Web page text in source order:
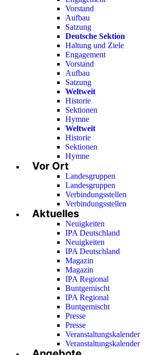
Vorstand
Aufbau
Satzung
Deutsche Sektion
Haltung und Ziele
Engagement
Vorstand
Aufbau
Satzung
Weltweit
Historie
Sektionen
Hymne
Weltweit
Historie
Sektionen
Hymne
Vor Ort
Landesgruppen
Landesgruppen
Verbindungsstellen
Verbindungsstellen
Aktuelles
Neuigkeiten
IPA Deutschland
Neuigkeiten
IPA Deutschland
Magazin
Magazin
IPA Regional
Buntgemischt
IPA Regional
Buntgemischt
Presse
Presse
Veranstaltungskalender
Veranstaltungskalender